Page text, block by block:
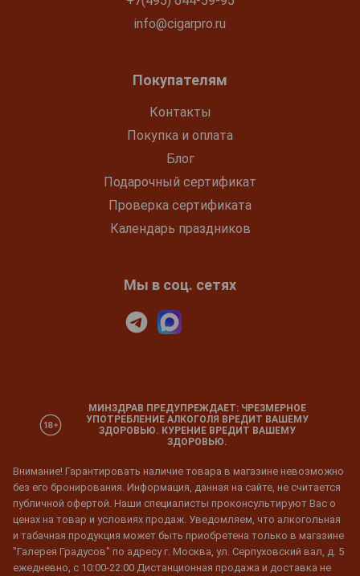
info@cigarpro.ru
Покупателям
Контакты
Покупка и оплата
Блог
Подарочный сертификат
Проверка сертификата
Календарь праздников
Мы в соц. сетях
МИНЗДРАВ ПРЕДУПРЕЖДАЕТ: ЧРЕЗМЕРНОЕ
УПОТРЕБЛЕНИЕ АЛКОГОЛЯ ВРЕДИТ ВАШЕМУ
ЗДОРОВЬЮ. КУРЕНИЕ ВРЕДИТ ВАШЕМУ
ЗДОРОВЬЮ.
Внимание! Гарантировать наличие товара в магазине невозможно
без его бронирования. Информация, данная на сайте, не считается
публичной офертой. Наши специалисты проконсультируют Вас о
ценах на товар и условиях продаж. Уведомляем, что алкогольная
и табачная продукция может быть приобретена только в магазине
"Галерея Градусов" по адресу г. Москва, ул. Серпуховский вал, д. 5
ежедневно, с 10:00-22:00 Дистанционная продажа и доставка не